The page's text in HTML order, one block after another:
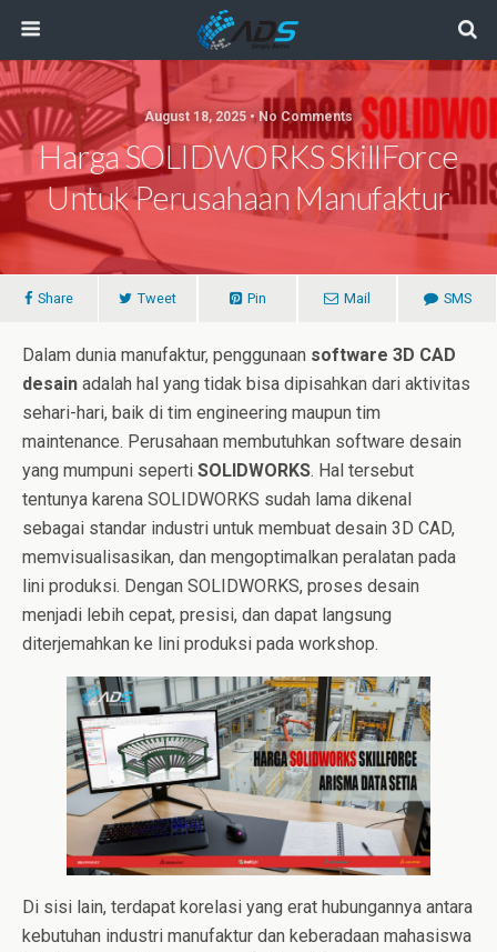
August 18, 2025 • No Comments
Harga SOLIDWORKS SkillForce
Untuk Perusahaan Manufaktur
Share Tweet Pin Mail SMS
Dalam dunia manufaktur, penggunaan software 3D CAD
desain adalah hal yang tidak bisa dipisahkan dari aktivitas
sehari-hari, baik di tim engineering maupun tim
maintenance. Perusahaan membutuhkan software desain
yang mumpuni seperti SOLIDWORKS. Hal tersebut
tentunya karena SOLIDWORKS sudah lama dikenal
sebagai standar industri untuk membuat desain 3D CAD,
memvisualisasikan, dan mengoptimalkan peralatan pada
lini produksi. Dengan SOLIDWORKS, proses desain
menjadi lebih cepat, presisi, dan dapat langsung
diterjemahkan ke lini produksi pada workshop.
Di sisi lain, terdapat korelasi yang erat hubungannya antara
kebutuhan industri manufaktur dan keberadaan mahasiswa